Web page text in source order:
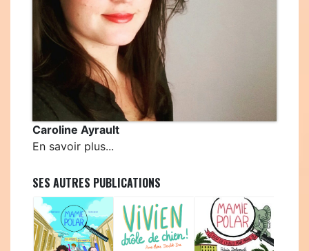
Caroline Ayrault
En savoir plus...
SES AUTRES PUBLICATIONS